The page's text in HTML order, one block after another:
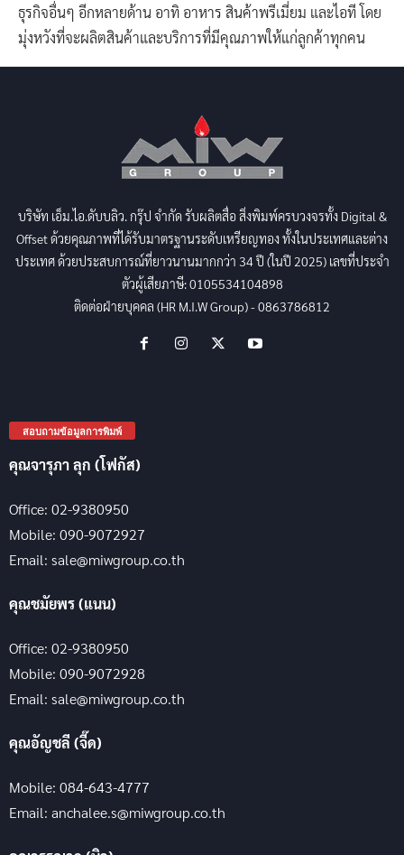
ธุรกิจอื่นๆ อีกหลายด้าน อาทิ อาหาร สินค้าพรีเมี่ยม และไอที โดย
มุ่งหวังที่จะผลิตสินค้าและบริการที่มีคุณภาพให้แก่ลูกค้าทุกคน
บริษัท เอ็ม.ไอ.ดับบลิว. กรุ๊ป จำกัด รับผลิตสื่อ สิ่งพิมพ์ครบวงจรทั้ง Digital &
Offset ด้วยคุณภาพที่ได้รับมาตรฐานระดับเหรียญทอง ทั้งในประเทศและต่าง
ประเทศ ด้วยประสบการณ์ที่ยาวนานมากกว่า 34 ปี (ในปี 2025) เลขที่ประจำ
ตัวผู้เสียภาษี: 0105534104898
ติดต่อฝ่ายบุคคล (HR M.I.W Group) - 0863786812
สอบถามข้อมูลการพิมพ์
คุณจารุภา ลุก (โฟกัส)
Office: 02-9380950
Mobile: 090-9072927
Email: sale@miwgroup.co.th
คุณชมัยพร (แนน)
Office: 02-9380950
Mobile: 090-9072928
Email: sale@miwgroup.co.th
คุณอัญชลี (จี๊ด)
Mobile: 084-643-4777
Email: anchalee.s@miwgroup.co.th